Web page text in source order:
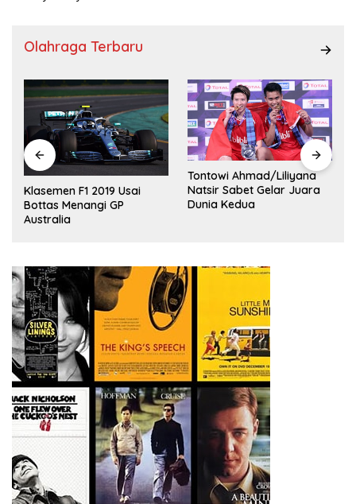
Olahraga Terbaru
Klasemen F1 2019 Usai
Bottas Menangi GP
Australia
Tontowi Ahmad/Liliyana
Natsir Sabet Gelar Juara
Dunia Kedua